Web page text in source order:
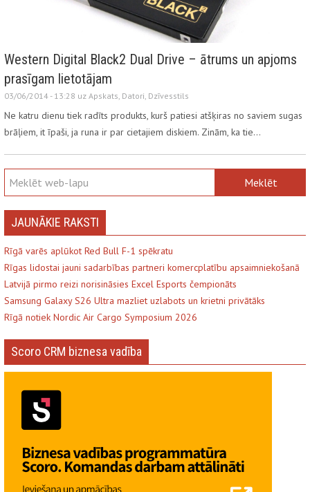
Western Digital Black2 Dual Drive – ātrums un apjoms
prasīgam lietotājam
03/06/2014 - 13:28 uz Apskats Datori Dzīvesstils
Ne katru dienu tiek radīts produkts, kurš patiesi atšķiras no saviem sugas
brāļiem, it īpaši, ja runa ir par cietajiem diskiem. Zinām, ka tie…
JAUNĀKIE RAKSTI
Rīgā varēs aplūkot Red Bull F-1 spēkratu
Rīgas lidostai jauni sadarbības partneri komercplatību apsaimniekošanā
Latvijā pirmo reizi norisināsies Excel Esports čempionāts
Samsung Galaxy S26 Ultra mazliet uzlabots un krietni privātāks
Rīgā notiek Nordic Air Cargo Symposium 2026
Scoro CRM biznesa vadība